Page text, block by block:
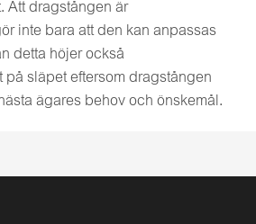
Att dragstången är
inte bara att den kan anpassas
detta höjer också
på släpet eftersom dragstången
ägares behov och önskemål.